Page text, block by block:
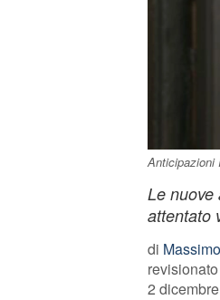
Anticipazioni
Le nuove
attentato
di
2